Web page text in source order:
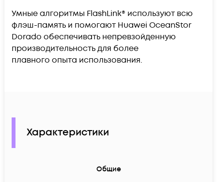
Умные алгоритмы FlashLink® используют всю
флэш-память и помогают Huawei OceanStor
Dorado обеспечивать непревзойденную
производительность для более
плавного опыта использования.
Характеристики
Общие